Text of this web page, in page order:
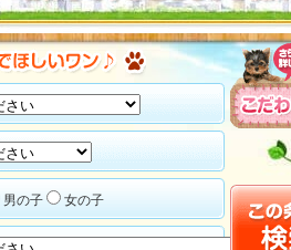
男の子 女の子